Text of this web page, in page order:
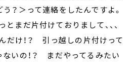
？＞って連絡をしたんですよ。
まだ片付けておりまして、、、
んだけ！？ 引っ越しの片付けって
いの！？ まだやってるみたい